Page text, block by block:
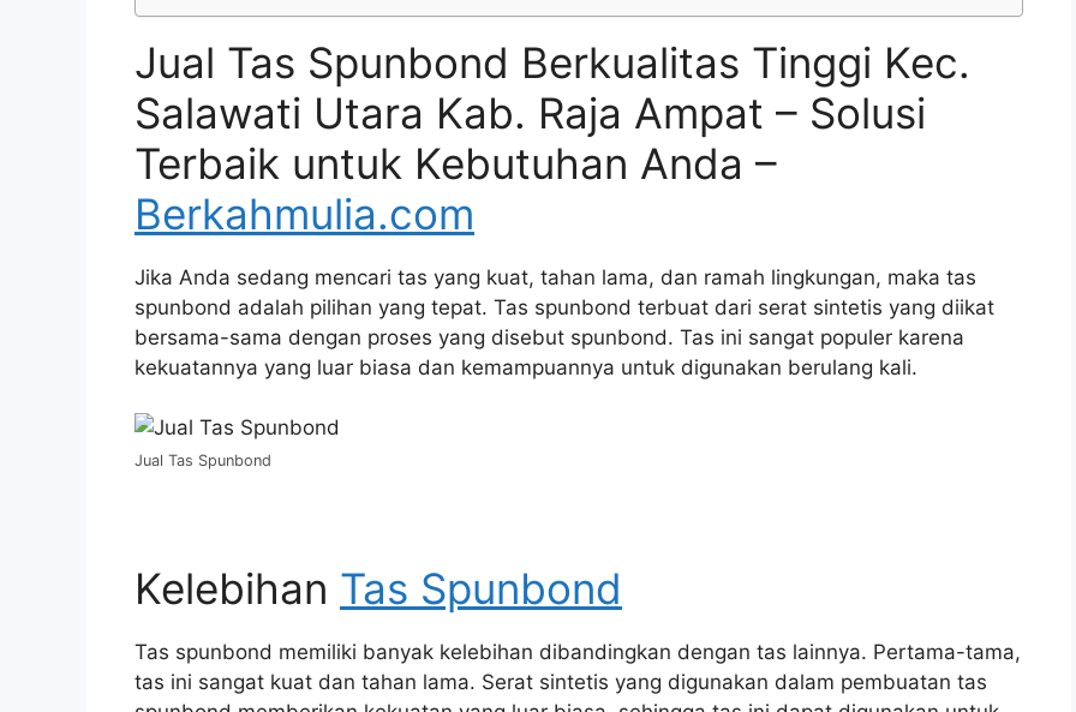
Jual Tas Spunbond Berkualitas Tinggi Kec.
Salawati Utara Kab. Raja Ampat – Solusi
Terbaik untuk Kebutuhan Anda –
Berkahmulia.com
Jika Anda sedang mencari tas yang kuat, tahan lama, dan ramah lingkungan, maka tas
spunbond adalah pilihan yang tepat. Tas spunbond terbuat dari serat sintetis yang diikat
bersama-sama dengan proses yang disebut spunbond. Tas ini sangat populer karena
kekuatannya yang luar biasa dan kemampuannya untuk digunakan berulang kali.
Jual Tas Spunbond
Kelebihan Tas Spunbond
Tas spunbond memiliki banyak kelebihan dibandingkan dengan tas lainnya. Pertama-tama,
tas ini sangat kuat dan tahan lama. Serat sintetis yang digunakan dalam pembuatan tas